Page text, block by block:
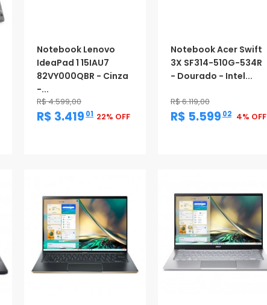
Notebook Lenovo
IdeaPad 1 15IAU7
82VY000QBR - Cinza
-...
R$ 4.599,00
R$ 3.419 ,01 22% OFF
Notebook Acer Swift
3X SF314-510G-534R
- Dourado - Intel...
R$ 6.119,00
R$ 5.599 ,02 4% OFF